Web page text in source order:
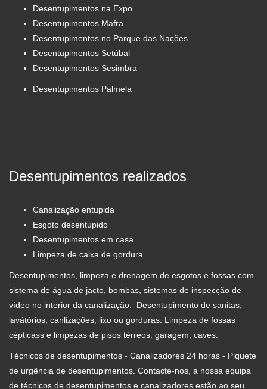
Desentupimentos na Expo
Desentupimentos Mafra
Desentupimentos no Parque das Nações
Desentupimentos Setúbal
Desentupimentos Sesimbra
Desentupimentos Palmela
Desentupimentos realizados
Canalização entupida
Esgoto desentupido
Desentupimentos em casa
Limpeza de caixa de gordura
Desentupimentos, limpeza e drenagem de esgotos e fossas com
sistema de água de jacto, bombas, sistemas de inspecção de
vídeo no interior da canalização. Desentupimento de sanitas,
lavátórios, canlizações, lixo ou gorduras. Limpeza de fossas
cépticass e limpezas de pisos térreos: garagem, caves.
Técnicos de desentupimentos - Canalizadores 24 horas - Piquete
de urgência de desentupimentos. Contacte-nos, a nossa equipa
de técnicos de desentupimentos e canalizadores estão ao seu